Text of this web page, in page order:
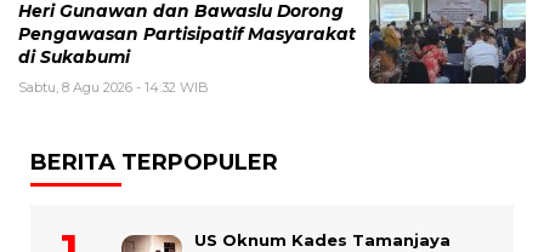
Heri Gunawan dan Bawaslu Dorong
Pengawasan Partisipatif Masyarakat
di Sukabumi
Sabtu, 8 Agu 2026 - 14:32 WIB
BERITA TERPOPULER
US Oknum Kades Tamanjaya